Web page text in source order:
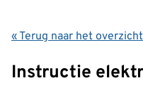
« Terug naar het overzicht
Instructie